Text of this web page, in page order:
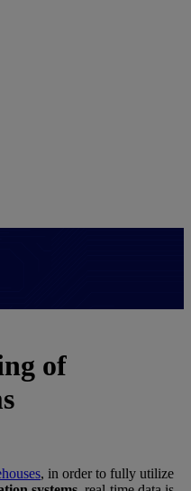
of
, in order to fully utilize